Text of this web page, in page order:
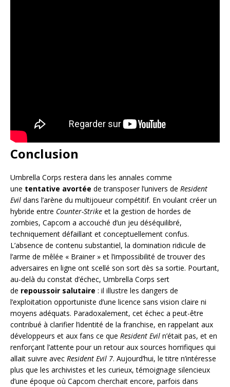
Conclusion
Umbrella Corps restera dans les annales comme
une tentative avortée de transposer l’univers de Resident
Evil dans l’arène du multijoueur compétitif. En voulant créer un
hybride entre Counter-Strike et la gestion de hordes de
zombies, Capcom a accouché d’un jeu déséquilibré,
techniquement défaillant et conceptuellement confus.
L’absence de contenu substantiel, la domination ridicule de
l’arme de mêlée « Brainer » et l’impossibilité de trouver des
adversaires en ligne ont scellé son sort dès sa sortie. Pourtant,
au-delà du constat d’échec, Umbrella Corps sert
de repoussoir salutaire : il illustre les dangers de
l’exploitation opportuniste d’une licence sans vision claire ni
moyens adéquats. Paradoxalement, cet échec a peut-être
contribué à clarifier l’identité de la franchise, en rappelant aux
développeurs et aux fans ce que Resident Evil n’était pas, et en
renforçant l’attente pour un retour aux sources horrifiques qui
allait suivre avec Resident Evil 7. Aujourd’hui, le titre n’intéresse
plus que les archivistes et les curieux, témoignage silencieux
d’une époque où Capcom cherchait encore, parfois dans